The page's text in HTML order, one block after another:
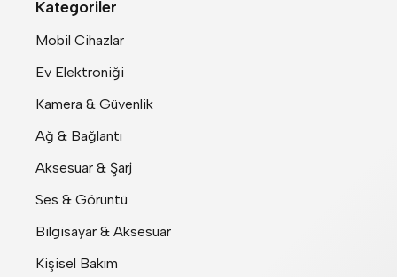
Kategoriler
Mobil Cihazlar
Ev Elektroniği
Kamera & Güvenlik
Ağ & Bağlantı
Aksesuar & Şarj
Ses & Görüntü
Bilgisayar & Aksesuar
Kişisel Bakım